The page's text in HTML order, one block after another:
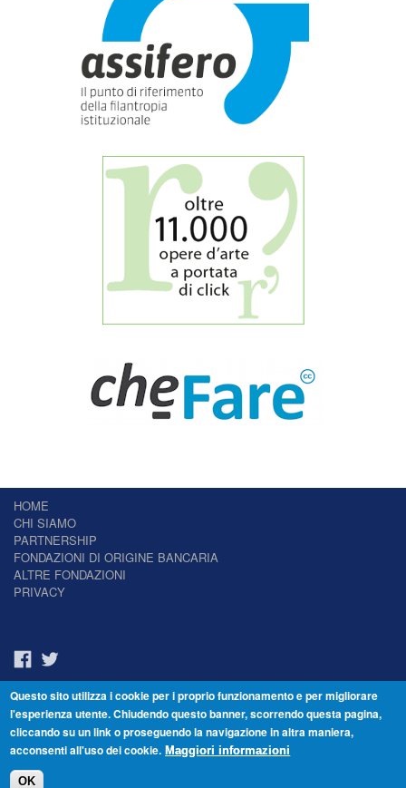
HOME
CHI SIAMO
PARTNERSHIP
FONDAZIONI DI ORIGINE BANCARIA
ALTRE FONDAZIONI
PRIVACY
Il Giornale delle Fondazioni - Periodico telematico
Reg. Tribunale n.7 del 22/07/2014 – ISSN 2421-2466
© Fondazione Venezia 2000 - Dorsoduro 3488/U - 30123 Venezia - Italia -
Questo sito utilizza i cookie per i proprio funzionamento e per migliorare
l'esperienza utente. Chiudendo questo banner, scorrendo questa pagina,
cliccando su un link o proseguendo la navigazione in altra maniera,
acconsenti all'uso dei cookie. Maggiori informazioni
OK